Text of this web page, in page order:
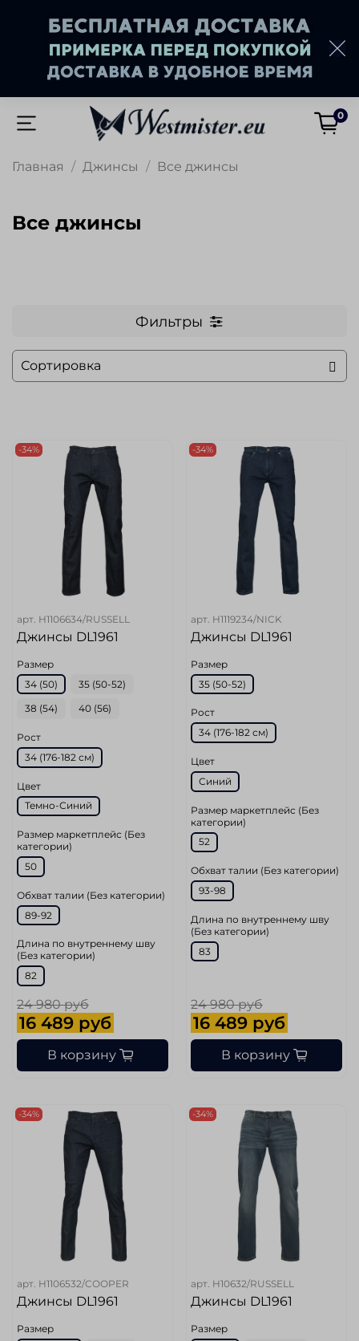
0
Главная Джинсы Все джинсы
Все джинсы
Фильтры
-34%
арт. H1106634/RUSSELL
Джинсы DL1961
Размер
34 (50)
35 (50-52)
38 (54) 40 (56)
Рост
34 (176-182 см)
Цвет
Темно-Синий
Размер маркетплейс (Без
категории)
50
Обхват талии (Без категории)
89-92
Длина по внутреннему шву
(Без категории)
82
24 980 руб
16 489 руб
В корзину
-34%
арт. H1119234/NICK
Джинсы DL1961
Размер
35 (50-52)
Рост
34 (176-182 см)
Цвет
Синий
Размер маркетплейс (Без
категории)
52
Обхват талии (Без категории)
93-98
Длина по внутреннему шву
(Без категории)
83
24 980 руб
16 489 руб
В корзину
-34%
арт. H1106532/COOPER
Джинсы DL1961
Размер
-34%
арт. H10632/RUSSELL
Джинсы DL1961
Размер